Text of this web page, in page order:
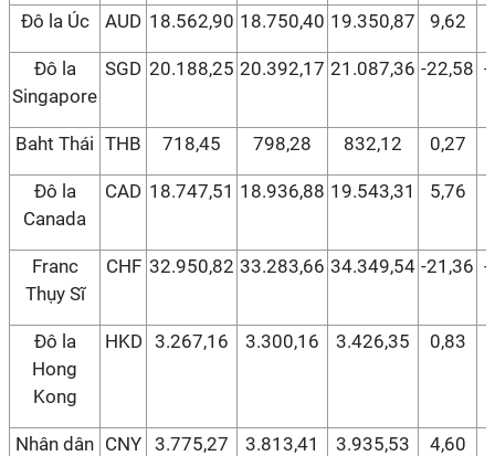
Đô la Úc AUD 18.562,90 18.750,40 19.350,87 9,62
Đô la
Singapore
SGD 20.188,25 20.392,17 21.087,36 -22,58 -
Baht Thái THB 718,45 798,28 832,12 0,27
Đô la
Canada
CAD 18.747,51 18.936,88 19.543,31 5,76
Franc
Thụy Sĩ
CHF 32.950,82 33.283,66 34.349,54 -21,36 -
Đô la
Hong
Kong
HKD 3.267,16 3.300,16 3.426,35 0,83
Nhân dân CNY 3.775,27 3.813,41 3.935,53 4,60